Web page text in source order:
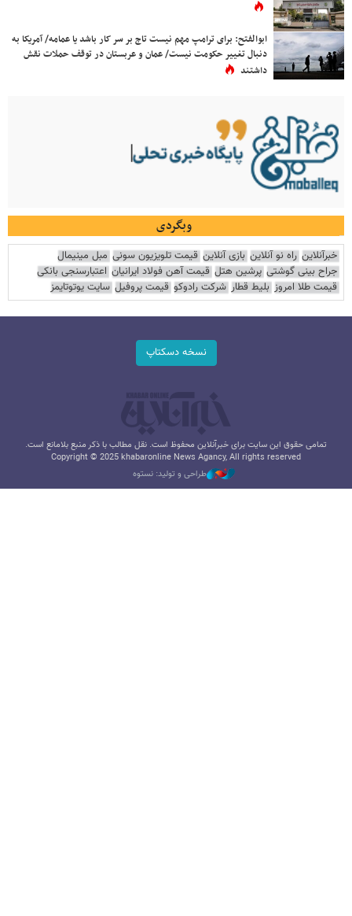
ابوالفتح: برای ترامپ مهم نیست تاج بر سر کار باشد یا عمامه/ آمریکا به
دنبال تغییر حکومت نیست/ عمان و عربستان در توقف حملات نقش
داشتند
وبگردی
خبرآنلاین راه نو آنلاین بازی آنلاین قیمت تلویزیون سونی مبل مینیمال
جراح بینی گوشتی پرشین هتل قیمت آهن فولاد ایرانیان اعتبارسنجی بانکی
قیمت طلا امروز بلیط قطار شرکت رادوکو قیمت پروفیل سایت یوتوتایمز
نسخه دسکتاپ
تمامی حقوق این سایت برای خبرآنلاین محفوظ است. نقل مطالب با ذکر منبع بلامانع است.
Copyright © 2025 khabaronline News Agancy, All rights reserved
طراحی و تولید: نستوه